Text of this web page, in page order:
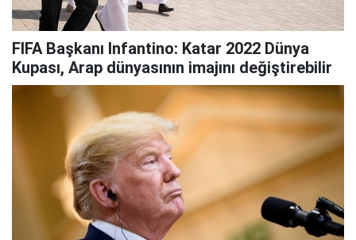
FIFA Başkanı Infantino: Katar 2022 Dünya
Kupası, Arap dünyasının imajını değiştirebilir